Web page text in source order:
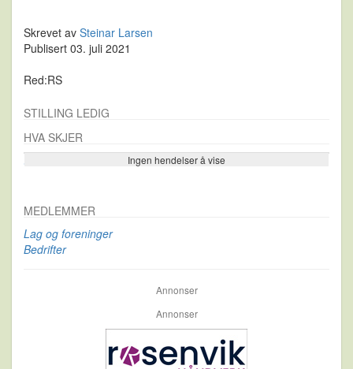
Skrevet av Steinar Larsen
Publisert 03. juli 2021
Red:RS
STILLING LEDIG
HVA SKJER
Ingen hendelser å vise
Se flere…
MEDLEMMER
Lag og foreninger
Bedrifter
Annonser
Annonser